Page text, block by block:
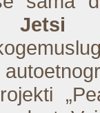
Jetsi